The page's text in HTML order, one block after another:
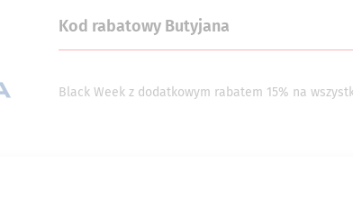
Kod rabatowy Butyjana
Black Week z dodatkowym rabatem 15% na